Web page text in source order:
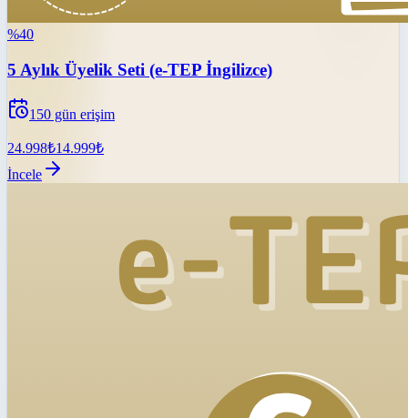
%40
5 Aylık Üyelik Seti (e-TEP İngilizce)
150 gün erişim
24.998₺14.999₺
İncele